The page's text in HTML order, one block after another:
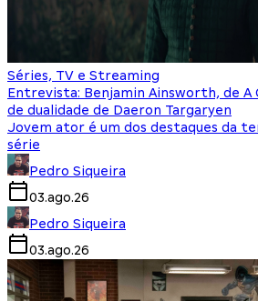
Séries, TV e Streaming
Entrevista: Benjamin Ainsworth, de A
de dualidade de Daeron Targaryen
Jovem ator é um dos destaques da
série
Pedro Siqueira
03.ago.26
Pedro Siqueira
03.ago.26